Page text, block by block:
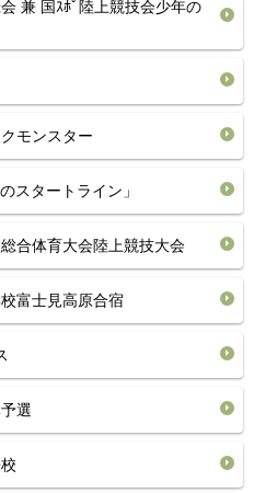
兼 国ｽﾎﾟ陸上競技会少年の
モンスター
スタートライン」
合体育大会陸上競技大会
富士見高原合宿
選